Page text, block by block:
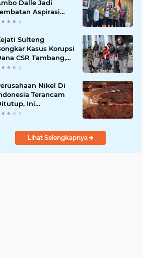
Dalle Jadi
Aspirasi
untuk Presiden
Sulteng
Kasus Korupsi
CSR Tambang,
Tamainusi Ikut
Nikel Di
Terancam
Ini
Luhut
Lihat Selengkapnya